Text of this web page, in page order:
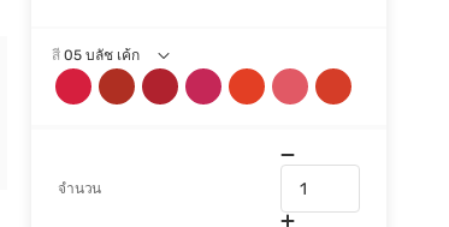
สี 05 บลัช เค้ก
จำนวน